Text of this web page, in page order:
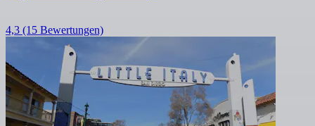
4,3 (15 Bewertungen)